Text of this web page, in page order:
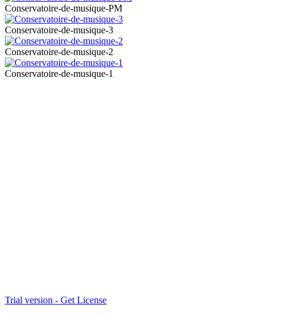
Conservatoire-de-musique-PM
Conservatoire-de-musique-3
Conservatoire-de-musique-2
Conservatoire-de-musique-1
Trial version - Get License